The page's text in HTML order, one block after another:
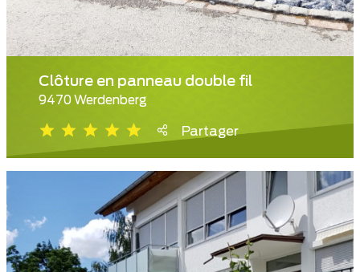
Clôture en panneau double fil
9470 Werdenberg
Partager